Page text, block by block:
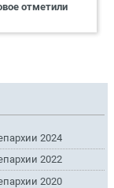
отметили
2024
2022
2020